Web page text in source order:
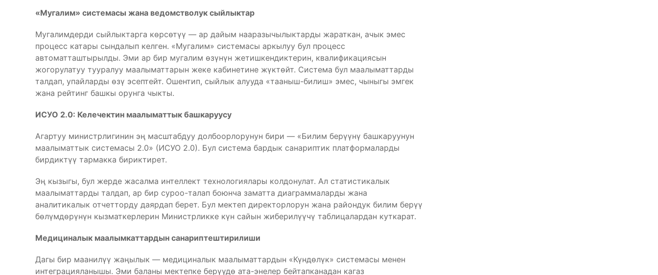
«Мугалим» системасы жана ведомстволук сыйлыктар
Мугалимдерди сыйлыктарга көрсөтүү — ар дайым нааразычылыктарды жараткан, ачык эмес
процесс катары сындалып келген. «Мугалим» системасы аркылуу бул процесс
автоматташтырылды. Эми ар бир мугалим өзүнүн жетишкендиктерин, квалификациясын
жогорулатуу тууралуу маалыматтарын жеке кабинетине жүктөйт. Система бул маалыматтарды
талдап, упайларды өзү эсептейт. Ошентип, сыйлык алууда «тааныш-билиш» эмес, чыныгы эмгек
жана рейтинг башкы орунга чыкты.
ИСУО 2.0: Келечектин маалыматтык башкаруусу
Агартуу министрлигинин эң масштабдуу долбоорлорунун бири — «Билим берүүнү башкаруунун
маалыматтык системасы 2.0» (ИСУО 2.0). Бул система бардык санариптик платформаларды
бирдиктүү тармакка бириктирет.
Эң кызыгы, бул жерде жасалма интеллект технологиялары колдонулат. Ал статистикалык
маалыматтарды талдап, ар бир суроо-талап боюнча заматта диаграммаларды жана
аналитикалык отчетторду даярдап берет. Бул мектеп директорлорун жана райондук билим берүү
бөлүмдөрүнүн кызматкерлерин Министрликке күн сайын жиберилүүчү таблицалардан куткарат.
Медициналык маалымкаттардын санариптештирилиши
Дагы бир маанилүү жаңылык — медициналык маалыматтардын «Күндөлүк» системасы менен
интеграцияланышы. Эми баланы мектепке берүүдө ата-энелер бейтапканадан кагаз